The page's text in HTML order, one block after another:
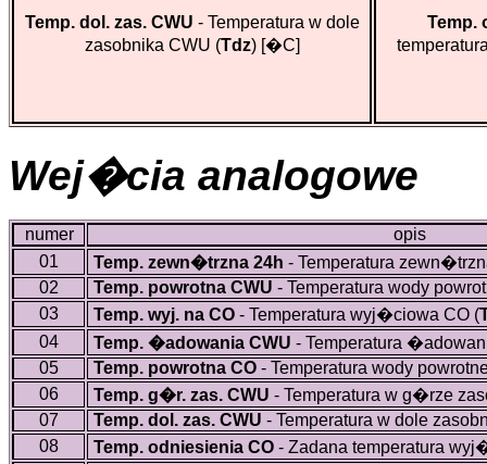
Temp. dol. zas. CWU - Temperatura w dole
zasobnika CWU (Tdz)[�C]
Temp.
Wej�cia analogowe
numer
opis
01
Temp. zewn�trzna 24h - Temperatura
02
Temp. powrotna CWU - Temperatura wody
03
Temp. wyj. na CO- Temperatura wyj�ciowa CO (
04
Temp. �adowania CWU - Temperatura
05
Temp. powrotna CO- Temperatura wody
06
Temp. g�r. zas. CWU - Temperatura w g�rze
07
Temp. dol. zas. CWU - Temperatura w dole
08
Temp. odniesienia CO- Zadana temperatura